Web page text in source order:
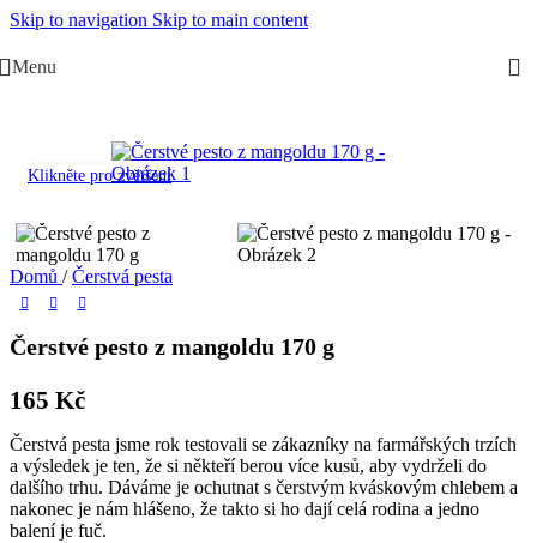
Skip to navigation Skip to main content
Menu
Klikněte pro zvětšení
Domů / Čerstvá pesta
Čerstvé pesto z mangoldu 170 g
165 Kč
Čerstvá pesta jsme rok testovali se zákazníky na farmářských trzích
a výsledek je ten, že si někteří berou více kusů, aby vydrželi do
dalšího trhu. Dáváme je ochutnat s čerstvým kváskovým chlebem a
nakonec je nám hlášeno, že takto si ho dají celá rodina a jedno
balení je fuč.